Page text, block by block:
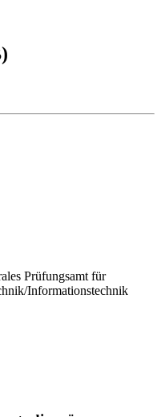
Prüfungsamt für
Informationstechnik